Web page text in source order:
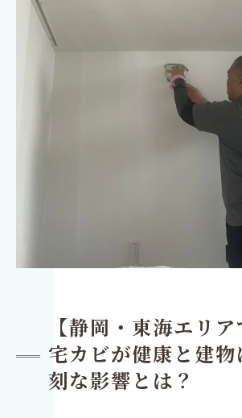
【静岡・東海エリ
宅カビが健康と建
刻な影響とは？